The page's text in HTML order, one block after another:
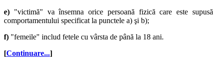
e) "victimă" va însemna orice persoană fizică care este supusă
comportamentului specificat la punctele a) şi b);
f) "femeile" includ fetele cu vârsta de până la 18 ani.
[Continuare...]